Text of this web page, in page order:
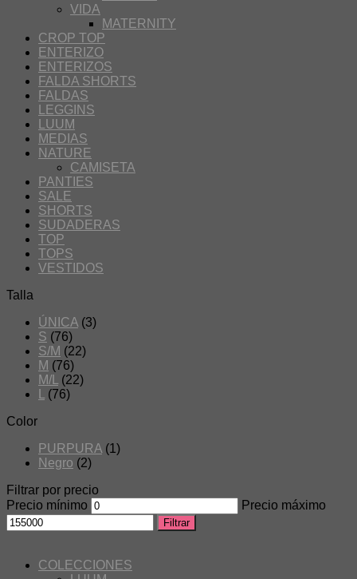
VIDA
MATERNITY
CROP TOP
ENTERIZO
ENTERIZOS
FALDA SHORTS
FALDAS
LEGGINS
LUUM
MEDIAS
NATURE
CAMISETA
PANTIES
SALE
SHORTS
SUDADERAS
TOP
TOPS
VESTIDOS
Talla
ÚNICA (3)
S (76)
S/M (22)
M (76)
M/L
(22)
(76)
Color
PURPURA (1)
Negro (2)
Filtrar por precio
Precio mínimo
Precio máximo
Filtrar
COLECCIONES